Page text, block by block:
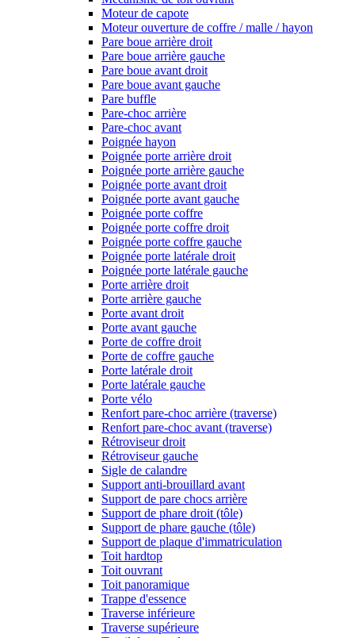
Moteur de capote
Moteur ouverture de coffre / malle / hayon
Pare boue arrière droit
Pare boue arrière gauche
Pare boue avant droit
Pare boue avant gauche
Pare buffle
Pare-choc arrière
Pare-choc avant
Poignée hayon
Poignée porte arrière droit
Poignée porte arrière gauche
Poignée porte avant droit
Poignée porte avant gauche
Poignée porte coffre
Poignée porte coffre droit
Poignée porte coffre gauche
Poignée porte latérale droit
Poignée porte latérale gauche
Porte arrière droit
Porte arrière gauche
Porte avant droit
Porte avant gauche
Porte de coffre droit
Porte de coffre gauche
Porte latérale droit
Porte latérale gauche
Porte vélo
Renfort pare-choc arrière (traverse)
Renfort pare-choc avant (traverse)
Rétroviseur droit
Rétroviseur gauche
Sigle de calandre
Support anti-brouillard avant
Support de pare chocs arrière
Support de phare droit (tôle)
Support de phare gauche (tôle)
Support de plaque d'immatriculation
Toit hardtop
Toit ouvrant
Toit panoramique
Trappe d'essence
Traverse inférieure
Traverse supérieure